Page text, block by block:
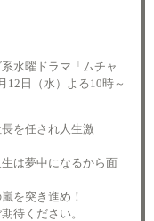
水曜ドラマ「ムチャ
日（水）よる10時～
を任され人生激
は夢中になるから面
を突き進め！
待ください。